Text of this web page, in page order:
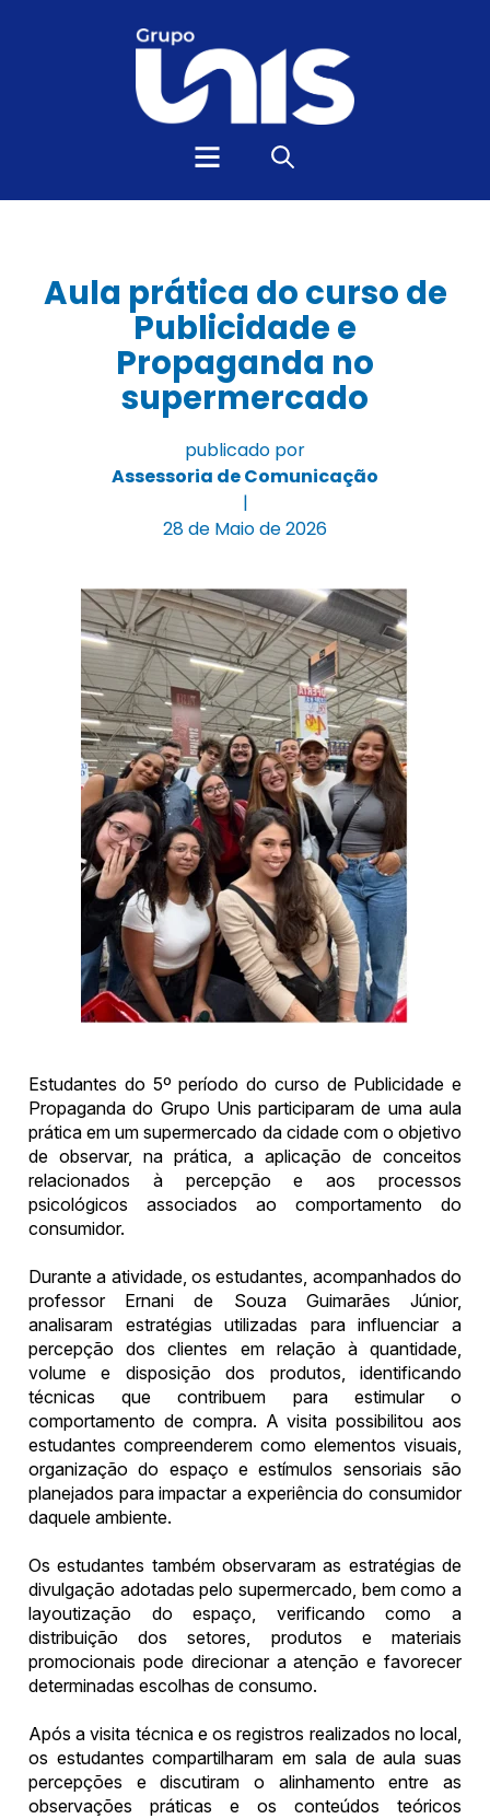
Aula prática do curso de
Publicidade e
Propaganda no
supermercado
publicado por
Assessoria de Comunicação
|
28 de Maio de 2026
Estudantes do 5º período do curso de Publicidade e
Propaganda do Grupo Unis participaram de uma aula
prática em um supermercado da cidade com o objetivo
de observar, na prática, a aplicação de conceitos
relacionados à percepção e aos processos
psicológicos associados ao comportamento do
consumidor.
Durante a atividade, os estudantes, acompanhados do
professor Ernani de Souza Guimarães Júnior,
analisaram estratégias utilizadas para influenciar a
percepção dos clientes em relação à quantidade,
volume e disposição dos produtos, identificando
técnicas que contribuem para estimular o
comportamento de compra. A visita possibilitou aos
estudantes compreenderem como elementos visuais,
organização do espaço e estímulos sensoriais são
planejados para impactar a experiência do consumidor
daquele ambiente.
Os estudantes também observaram as estratégias de
divulgação adotadas pelo supermercado, bem como a
layoutização do espaço, verificando como a
distribuição dos setores, produtos e materiais
promocionais pode direcionar a atenção e favorecer
determinadas escolhas de consumo.
Após a visita técnica e os registros realizados no local,
os estudantes compartilharam em sala de aula suas
percepções e discutiram o alinhamento entre as
observações práticas e os conteúdos teóricos